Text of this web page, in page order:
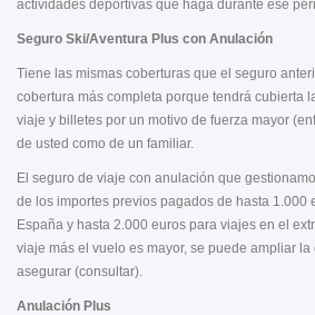
actividades deportivas que haga durante ese
Seguro Ski/Aventura Plus con Anulación
Tiene las mismas coberturas que el seguro
cobertura más completa porque tendrá cubierta
viaje y billetes por un motivo de fuerza mayor
de usted como de un familiar.
El seguro de viaje con anulación que
de los importes previos pagados de hasta 1.000
España y hasta 2.000 euros para viajes en el
viaje más el vuelo es mayor, se puede ampliar
asegurar (consultar).
Anulación Plus